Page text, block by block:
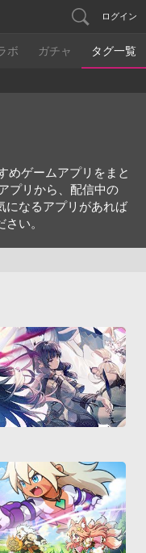
ログイン
ボ ガチャ タグ一覧
めゲームアプリをまと
プリから、配信中の
になるアプリがあれば
い。